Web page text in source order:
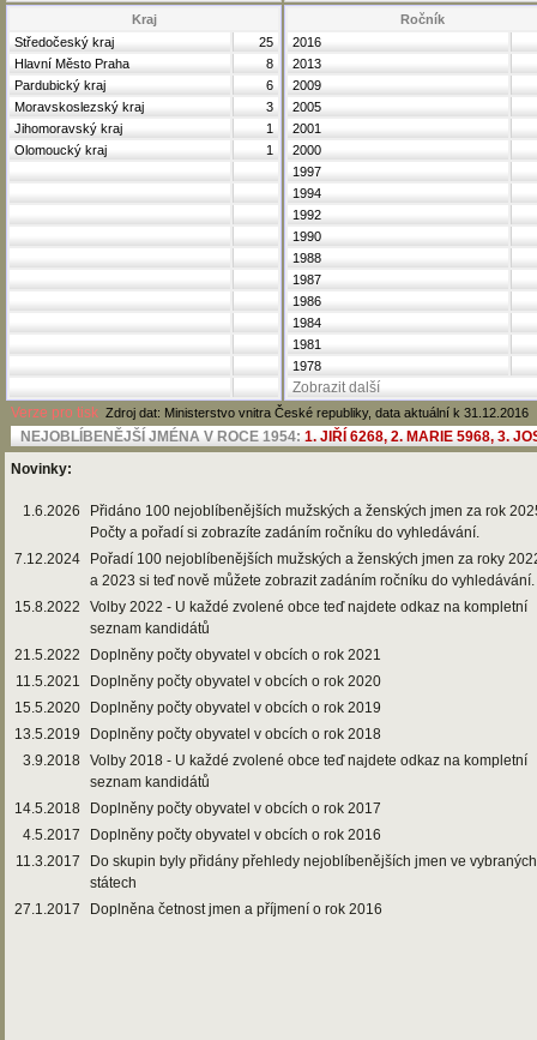
Kraj
Středočeský kraj
25
Hlavní Město Praha
8
Pardubický kraj
6
Moravskoslezský kraj
3
Jihomoravský kraj
1
Olomoucký kraj
1
Ročník
2016
2013
2009
2005
2001
2000
1997
1994
1992
1990
1988
1987
1986
1984
1981
1978
Zobrazit další
Verze pro tisk Zdroj dat: Ministerstvo vnitra České republiky, data aktuální k 31.12.2016
Novinky:
1.6.2026
Přidáno 100 nejoblíbenějších mužských a ženských jmen za rok
Počty a pořadí si zobrazíte zadáním ročníku do vyhledávání.
7.12.2024
Pořadí 100 nejoblíbenějších mužských a ženských jmen za roky
a 2023 si teď nově můžete zobrazit zadáním ročníku do vyhledávání.
15.8.2022
Volby 2022 - U každé zvolené obce teď najdete odkaz na kompletní
seznam kandidátů
21.5.2022
Doplněny počty obyvatel v obcích o rok 2021
11.5.2021
Doplněny počty obyvatel v obcích o rok 2020
15.5.2020
Doplněny počty obyvatel v obcích o rok 2019
13.5.2019
Doplněny počty obyvatel v obcích o rok 2018
3.9.2018 Volby 2018 - U každé zvolené obce teď najdete odkaz na kompletní
seznam kandidátů
14.5.2018
Doplněny počty obyvatel v obcích o rok 2017
4.5.2017
Doplněny počty obyvatel v obcích o rok 2016
11.3.2017
Do skupin byly přidány přehledy nejoblíbenějších jmen ve vybraných
státech
27.1.2017
Doplněna četnost jmen a příjmení o rok 2016